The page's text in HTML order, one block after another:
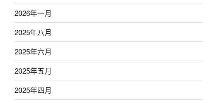
2026年一月
2025年八月
2025年六月
2025年五月
2025年四月